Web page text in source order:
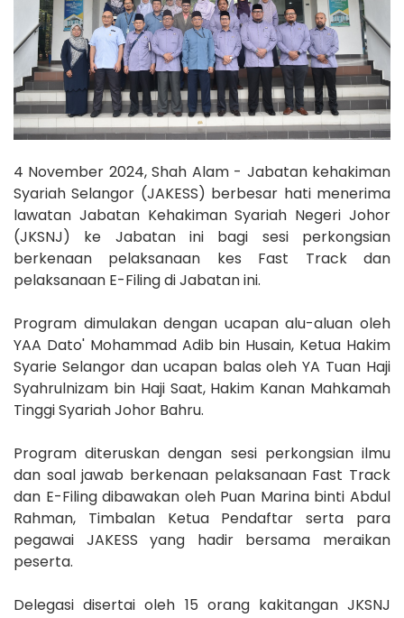
4 November 2024, Shah Alam - Jabatan kehakiman
Syariah Selangor (JAKESS) berbesar hati menerima
lawatan Jabatan Kehakiman Syariah Negeri Johor
(JKSNJ) ke Jabatan ini bagi sesi perkongsian
berkenaan pelaksanaan kes Fast Track dan
pelaksanaan E-Filing di Jabatan ini.
Program dimulakan dengan ucapan alu-aluan oleh
YAA Dato' Mohammad Adib bin Husain, Ketua Hakim
Syarie Selangor dan ucapan balas oleh YA Tuan Haji
Syahrulnizam bin Haji Saat, Hakim Kanan Mahkamah
Tinggi Syariah Johor Bahru.
Program diteruskan dengan sesi perkongsian ilmu
dan soal jawab berkenaan pelaksanaan Fast Track
dan E-Filing dibawakan oleh Puan Marina binti Abdul
Rahman, Timbalan Ketua Pendaftar serta para
pegawai JAKESS yang hadir bersama meraikan
peserta.
Delegasi disertai oleh 15 orang kakitangan JKSNJ